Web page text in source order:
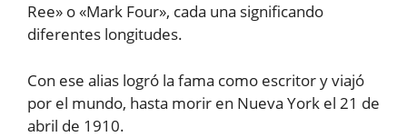
Ree» o «Mark Four», cada una significando
diferentes longitudes.
Con ese alias logró la fama como escritor y viajó
por el mundo, hasta morir en Nueva York el 21 de
abril de 1910.